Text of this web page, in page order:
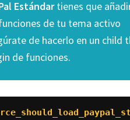
Estándartienes que
de tu tema activo
de hacerlo en un child
de funciones.